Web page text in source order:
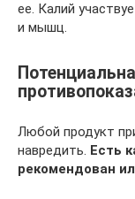
ее. Калий
и мышц.
Любой продукт
навредить. Есть
рекомендован